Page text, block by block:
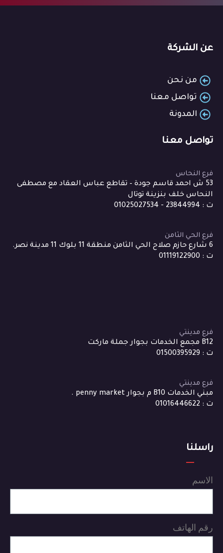
عن الشركة
من نحن
تواصل معنا
المدونة
تواصل معنا
فرع النحاس
53 ش احمد قاسم جودة – تقاطع عباس العقاد مع مصطفى
النحاس خلف بنزينة توتال
ت : 23844994 - 01025027534
فرع الحي الثامن
6 شارع حازم صلاح الحي الثامن منطقة 11 بلوك 11 مدينة نصر.
ت : 01119122900
فرع مدينتي
B12 مجمع الخدمات بجوار جملة ماركت
ت : 01500395929
فرع مدينتي
مبني الخدمات B10 م بجوار penny market .
ت : 01016446622
راسلنا
الاسم
رقم الهاتف